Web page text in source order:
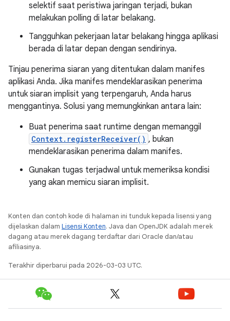
selektif saat peristiwa jaringan terjadi, bukan
melakukan polling di latar belakang.
Tangguhkan pekerjaan latar belakang hingga aplikasi
berada di latar depan dengan sendirinya.
Tinjau penerima siaran yang ditentukan dalam manifes
aplikasi Anda. Jika manifes mendeklarasikan penerima
untuk siaran implisit yang terpengaruh, Anda harus
menggantinya. Solusi yang memungkinkan antara lain:
Buat penerima saat runtime dengan memanggil
Context.registerReceiver() , bukan
mendeklarasikan penerima dalam manifes.
Gunakan tugas terjadwal untuk memeriksa kondisi
yang akan memicu siaran implisit.
Konten dan contoh kode di halaman ini tunduk kepada lisensi yang
dijelaskan dalam Lisensi Konten. Java dan OpenJDK adalah merek
dagang atau merek dagang terdaftar dari Oracle dan/atau
afiliasinya.
Terakhir diperbarui pada 2026-03-03 UTC.